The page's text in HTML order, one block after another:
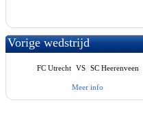
Vorige wedstrijd
FC Utrecht VS SC Heerenveen
Meer info